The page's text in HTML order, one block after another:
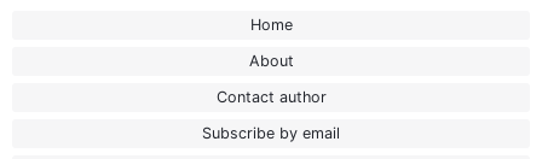
Home
About
Contact author
Subscribe by email